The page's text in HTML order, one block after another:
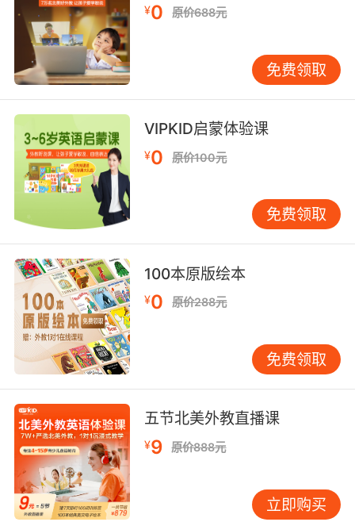
Usually通常使用在一般现在时态中，它后面跟的
动词只有两种形式：动词原形与动词的三单形
式。我们在使用usually的时候，除了要注意上面
说的内容，还要注意usually的主语，根据主语的
当usually在英语句子中表示频度状语的时候，
usually放在实义动词的前面；或者是系动词、助
动词、情态动词的后面；当然也可以放在句首或
者句子的末尾，起强调的作用。当usually用在否
定句中的时候，一般情况下usually要放在实义动
词与系动词、助动词、情态动词之间。我们写作
中使用usually的时候，一定要注意这些小的细
节。
¥0 原价688元
免费领取
VIPKID启蒙体验课
¥0 原价100元
免费领取
100本原版绘本
¥0 原价288元
免费领取
五节北美外教直播课
¥9 原价888元
立即购买